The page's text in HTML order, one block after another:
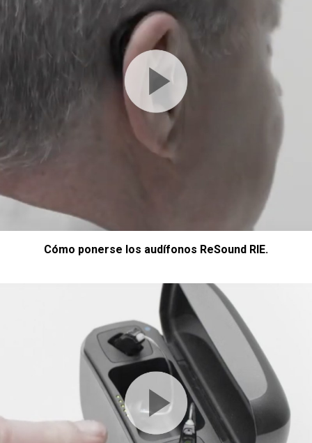
Cómo ponerse los audífonos ReSound RIE.